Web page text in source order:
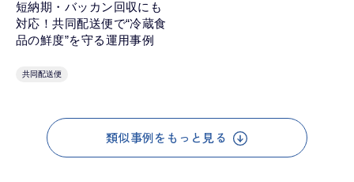
短納期・バッカン回収にも
対応！共同配送便で“冷蔵食
品の鮮度”を守る運用事例
共同配送便
類似事例をもっと見る